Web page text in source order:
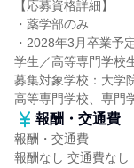
【応募資格詳細】
・薬学部のみ
・2028年3月卒業予
学生／高等専門学校
募集対象学校：大学
高等専門学校、専門
報酬・交通費
報酬・交通費
報酬なし 交通費なし